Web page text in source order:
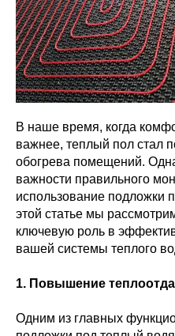
В наше время, когда
важнее, теплый пол стал
обогрева помещений.
важности правильного
использование подложки
этой статье мы
ключевую роль в
вашей системы теплого
1. Повышение
Одним из главных